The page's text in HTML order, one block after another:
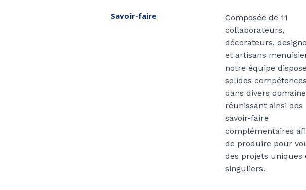
Savoir-faire
Composée de 11
collaborateurs,
décorateurs,
et artisans
notre équipe
solides compétences
dans divers
réunissant ainsi des
savoir-faire
complémentaires
de produire pour
des projets uniques
singuliers.